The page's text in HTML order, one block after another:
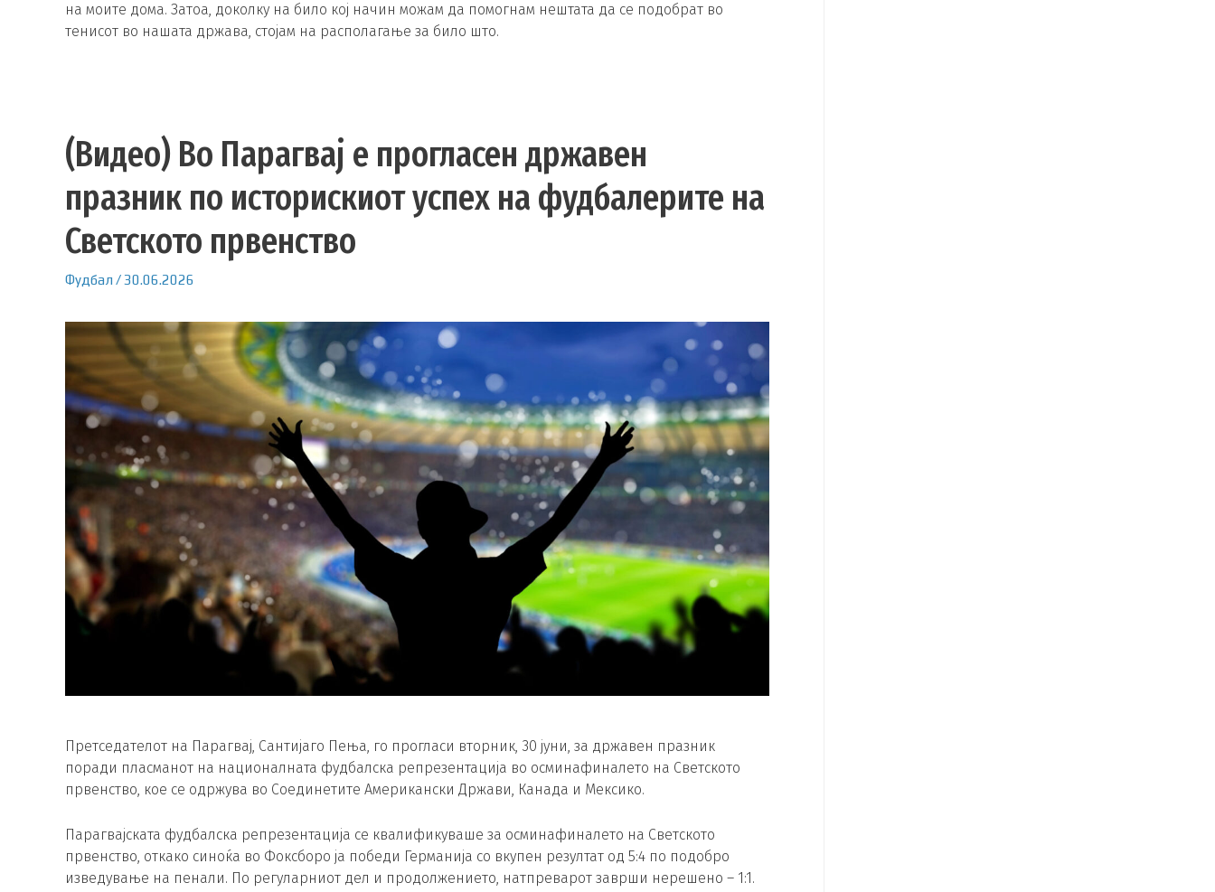
на моите дома. Затоа, доколку на било кој начин можам да помогнам нештата да се подобрат во
тенисот во нашата држава, стојам на располагање за било што.
(Видео) Во Парагвај е прогласен државен
празник по историскиот успех на фудбалерите на
Светското првенство
Фудбал / 30.06.2026
Претседателот на Парагвај, Сантијаго Пења, го прогласи вторник, 30 јуни, за државен празник
поради пласманот на националната фудбалска репрезентација во осминафиналето на Светското
првенство, кое се одржува во Соединетите Американски Држави, Канада и Мексико.
Парагвајската фудбалска репрезентација се квалификуваше за осминафиналето на Светското
првенство, откако синоќа во Фоксборо ја победи Германија со вкупен резултат од 5:4 по подобро
изведување на пенали. По регуларниот дел и продолжението, натпреварот заврши нерешено – 1:1.